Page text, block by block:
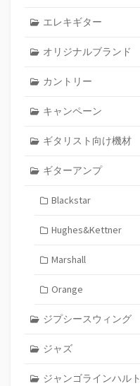
エレキギター
オリジナルブランド
カントリー
キャンペーン
ギタリスト向け機材
ギターアンプ
Blackstar
Hughes&Kettner
Marshall
Orange
ジプシースウィング
ジャズ
ジャンゴラインハルト